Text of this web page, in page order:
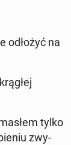
odłożyć na
tylko
zwy­